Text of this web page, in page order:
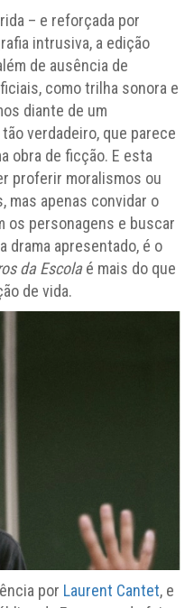
– e reforçada por
intrusiva, a edição
de ausência de
como trilha sonora e
diante de um
verdadeiro, que parece
obra de ficção. E esta
proferir moralismos ou
mas apenas convidar o
os personagens e buscar
drama apresentado, é o
da Escolaé mais do que
de vida.
por Laurent Cantet, e